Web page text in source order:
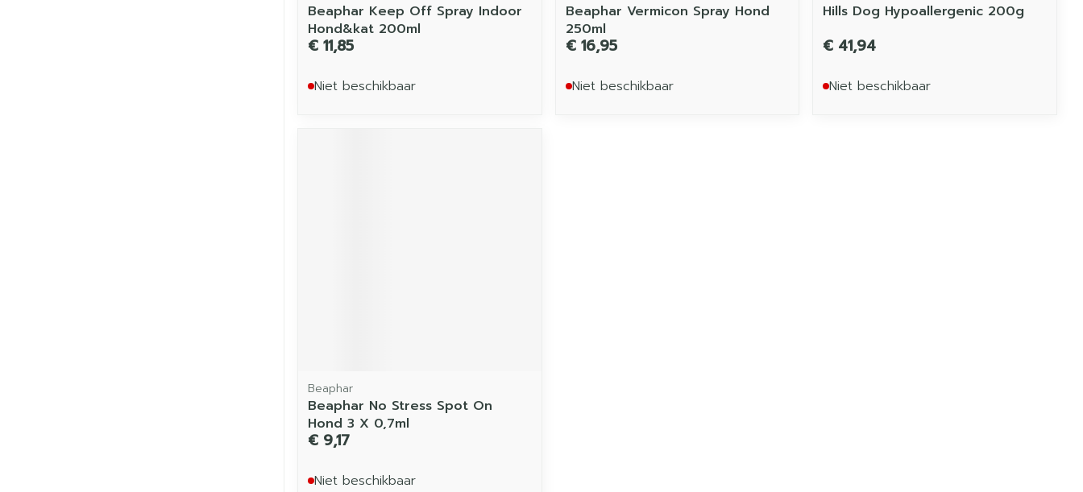
Beaphar Keep Off Spray Indoor
Hond&kat 200ml
€ 11,85
Niet beschikbaar
Beaphar Vermicon Spray Hond
250ml
€ 16,95
Niet beschikbaar
Hills Dog Hypoallergenic 200g
€ 41,94
Niet beschikbaar
Beaphar
Beaphar No Stress Spot On
Hond 3 X 0,7ml
€ 9,17
Niet beschikbaar